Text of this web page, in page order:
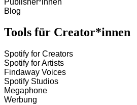
Blog
Tools für Creator*innen
Spotify for Creators
Spotify for Artists
Findaway Voices
Spotify Studios
Megaphone
Werbung